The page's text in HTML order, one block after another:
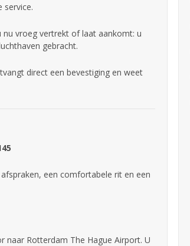
service.
vroeg vertrekt of laat aankomt: u
gebracht.
direct een bevestiging en weet
een comfortabele rit en een
naar Rotterdam The Hague Airport. U